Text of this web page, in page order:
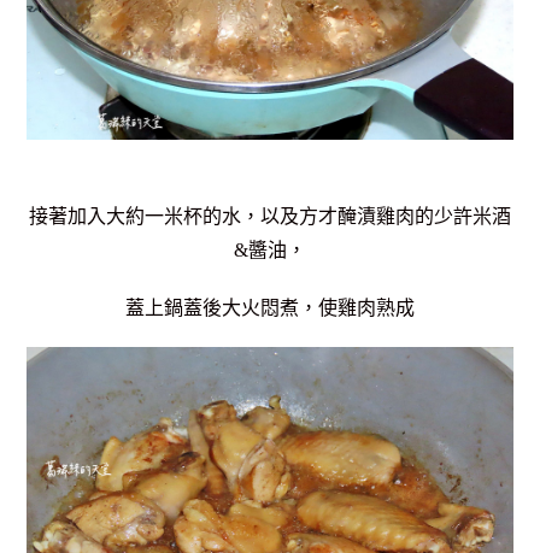
接著加入大約一米杯的水，以及方才醃漬雞肉的少許米酒
&醬油，
蓋上鍋蓋後大火悶煮，使雞肉熟成